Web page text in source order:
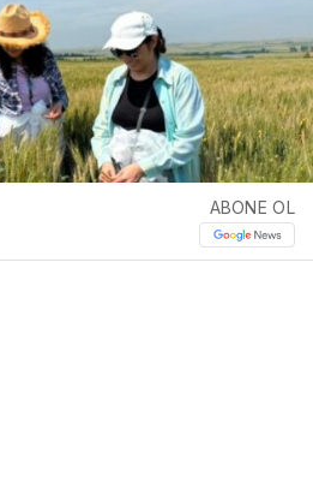
ABONE OL